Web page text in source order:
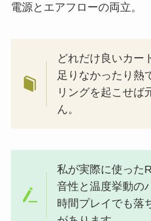
電源とエアフローの両立。
どれだけ良いカー
足りなかったり熱
リングを起こせば
ん。
私が実際に使った
音性と温度挙動の
時間プレイでも落